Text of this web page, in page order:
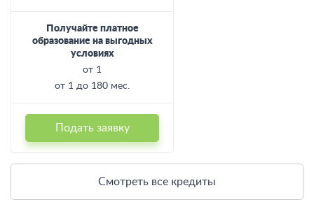
Получайте платное
образование на выгодных
условиях
от 1
от 1 до 180 мес.
Подать заявку
Смотреть все кредиты